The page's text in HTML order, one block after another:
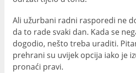
Ali užurbani radni rasporedi ne
da to rade svaki dan. Kada se
dogodio, nešto treba uraditi.
prehrani su uvijek opcija iako je
pronaći pravi.